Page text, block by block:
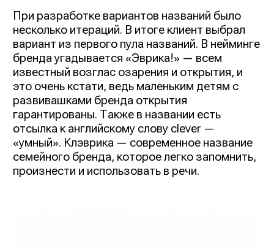
При разработке вариантов названий было
несколько итераций. В итоге клиент выбрал
вариант из первого пула названий. В нейминге
бренда угадывается «Эврика!» — всем
известный возглас озарения и открытия, и
это очень кстати, ведь маленьким детям с
развивашками бренда открытия
гарантированы. Также в названии есть
отсылка к английскому слову clever —
«умный». Клэврика — современное название
семейного бренда, которое легко запомнить,
произнести и использовать в речи.